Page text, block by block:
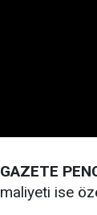
GAZETE
maliyeti ise